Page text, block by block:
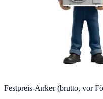
Festpreis-Anker (brutto, vor